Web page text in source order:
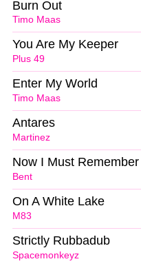
Timo Maas
Burn Out
Plus 49
You Are My Keeper
Timo Maas
Enter My World
Martinez
Antares
Bent
Now I Must Remember
M83
On A White Lake
Spacemonkeyz
Strictly Rubbadub